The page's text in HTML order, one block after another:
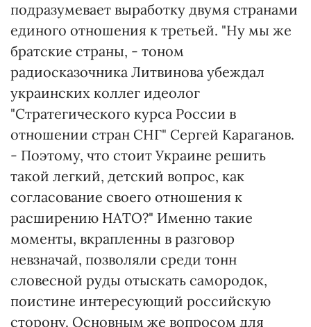
подразумевает выработку двумя странами
единого отношения к третьей. "Ну мы же
братские страны, - тоном
радиосказочника Литвинова убеждал
украинских коллег идеолог
"Стратегического курса России в
отношении стран СНГ" Сергей Караганов.
- Поэтому, что стоит Украине решить
такой легкий, детский вопрос, как
согласование своего отношения к
расширению НАТО?" Именно такие
моменты, вкрапленны в разговор
невзначай, позволяли среди тонн
словесной руды отыскать самородок,
поистине интересующий российскую
сторону. Основным же вопросом для